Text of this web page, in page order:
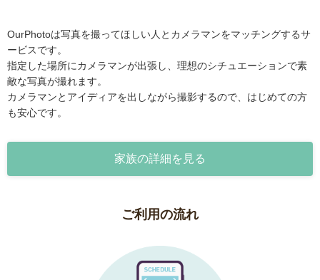
OurPhotoは写真を撮ってほしい人とカメラマンをマッチングするサ
ービスです。
指定した場所にカメラマンが出張し、理想のシチュエーションで素
敵な写真が撮れます。
カメラマンとアイディアを出しながら撮影するので、はじめての方
も安心です。
家族の詳細を見る
ご利用の流れ